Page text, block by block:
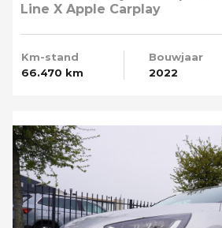
Line X Apple Carplay
Km-stand
66.470 km
Bouwjaar
2022